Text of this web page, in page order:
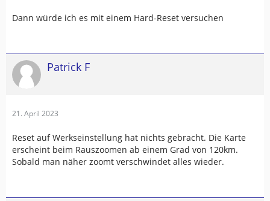
Dann würde ich es mit einem Hard-Reset versuchen
Patrick F
21. April 2023
Reset auf Werkseinstellung hat nichts gebracht. Die Karte
erscheint beim Rauszoomen ab einem Grad von 120km.
Sobald man näher zoomt verschwindet alles wieder.